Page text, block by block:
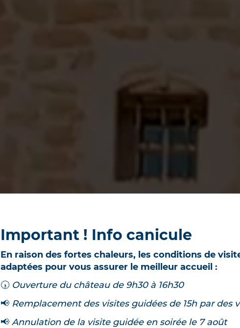
Important ! Info canicule
En raison des fortes chaleurs, les conditions de
adaptées pour vous assurer le meilleur accueil :
🕠Ouverture du château de 9h30 à 16h30
📢 Remplacement des visites guidées de 15h par des
📢 Annulation de la visite guidée en soirée le 7 août